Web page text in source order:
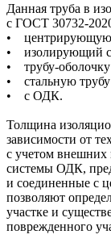
Данная труба в
с ГОСТ 30732-
• центрирующую
• изолирующий
• трубу-
• стальную
• с ОДК.
Толщина
зависимости от
с учетом
системы ОДК,
и соединенные с
позволяют
участке и
поврежденного